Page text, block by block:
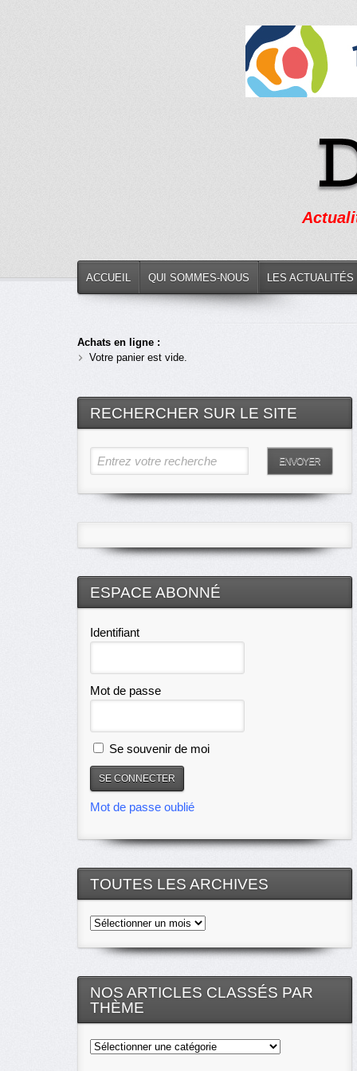
ACCUEIL QUI SOMMES-NOUS LES ACTUALITÉS
Achats en ligne :
Votre panier est vide.
RECHERCHER SUR LE SITE
Entrez votre recherche ENVOYER
ESPACE ABONNÉ
Identifiant
Mot de passe
Se souvenir de moi
Mot de passe oublié
TOUTES LES ARCHIVES
Toutes
archives
NOS ARTICLES CLASSÉS PAR
THÈME
Nos